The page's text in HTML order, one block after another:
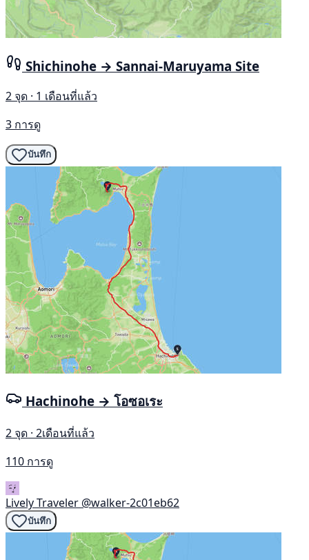
Shichinohe → Sannai-Maruyama Site
2 จุด · 1 เดือนที่แล้ว
3 การดู
บันทึก
Hachinohe → โอซอเระ
2 จุด · 2เดือนที่แล้ว
110 การดู
Lively Traveler @walker-2c01eb62
บันทึก